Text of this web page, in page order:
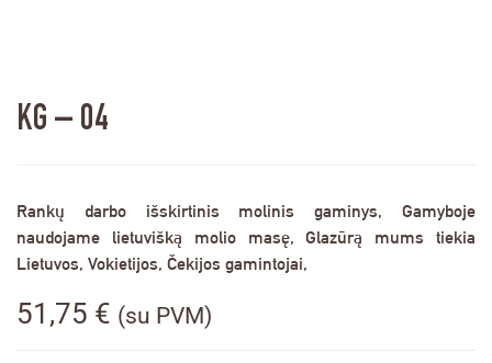
KG – 04
Rankų darbo išskirtinis molinis gaminys, Gamyboje
naudojame lietuvišką molio masę, Glazūrą mums tiekia
Lietuvos, Vokietijos, Čekijos gamintojai,
51,75 € (su PVM)